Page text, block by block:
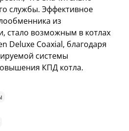
службы. Эффективное
из
стало возможным в котлах
Deluxe Coaxial, благодаря
системы
КПД котла.